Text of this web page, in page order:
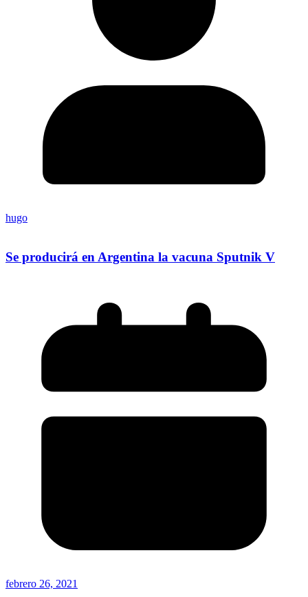
hugo
Se producirá en Argentina la vacuna Sputnik V
febrero 26, 2021